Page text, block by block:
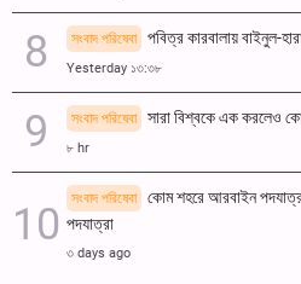
সংবাদ পরিষেবা পবিত্র কারবালায় বাইনুল-
Yesterday ১৩:৩৮
সংবাদ পরিষেবা সারা বিশ্বকে এক করলেও
৮ hr
সংবাদ পরিষেবা
কোম শহরে আরবাইন
পদযাত্রা
৩ days ago